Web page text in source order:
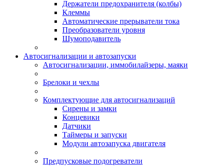
Держатели предохранителя (колбы)
Клеммы
Автоматические прерыватели тока
Преобразователи уровня
Шумоподавитель
Автосигнализации и автозапуски
Автосигнализации, иммобилайзеры, маяки
Брелоки и чехлы
Комплектующие для автосигнализаций
Сирены и замки
Концевики
Датчики
Таймеры и запуски
Модули автозапуска двигателя
Предпусковые подогреватели